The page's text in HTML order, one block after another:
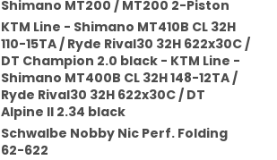
Shimano MT200 / MT200 2-Piston
KTM Line - Shimano MT410B CL 32H
110-15TA / Ryde Rival30 32H 622x30C /
DT Champion 2.0 black - KTM Line -
Shimano MT400B CL 32H 148-12TA /
Ryde Rival30 32H 622x30C / DT
Alpine II 2.34 black
Schwalbe Nobby Nic Perf. Folding
62-622